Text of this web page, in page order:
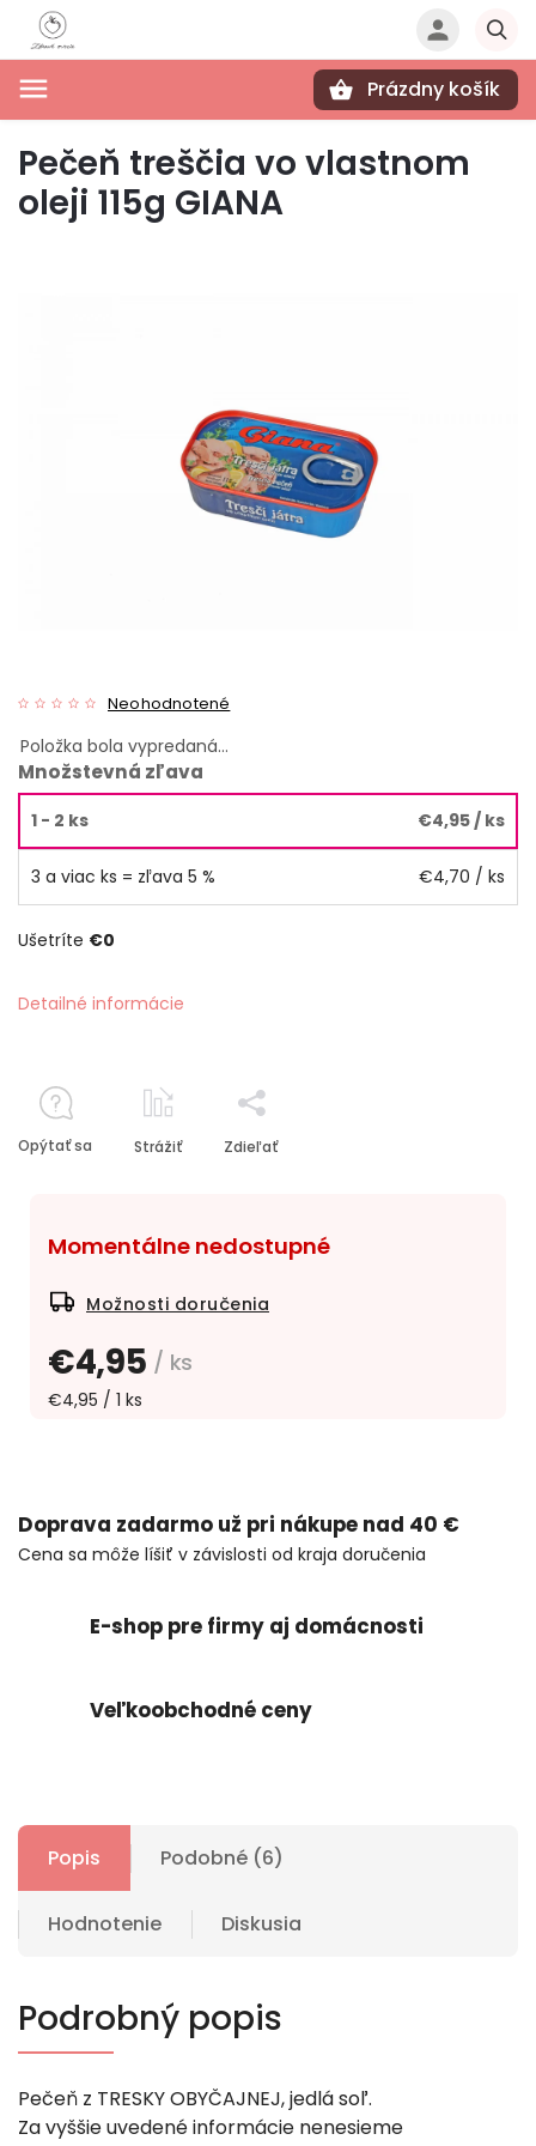
Prázdny košík
Pečeň treščia vo vlastnom
oleji 115g GIANA
Neohodnotené
€4,95 / ks
€4,95 / 1 ks
Momentálne nedostupné
Možnosti doručenia
Položka bola vypredaná…
Množstevná zľava
1 - 2 ks €4,95/ ks
3 a viac ks = zľava 5 % €4,70 / ks
Ušetríte €0
Detailné informácie
Opýtať sa Strážiť Zdieľať
Doprava zadarmo už pri nákupe nad 40 €
Cena sa môže líšiť v závislosti od kraja doručenia
E-shop pre firmy aj domácnosti
Veľkoobchodné ceny
Popis Podobné (6)
Hodnotenie Diskusia
Podrobný popis
Pečeň z TRESKY OBYČAJNEJ, jedlá soľ.
Za vyššie uvedené informácie nenesieme